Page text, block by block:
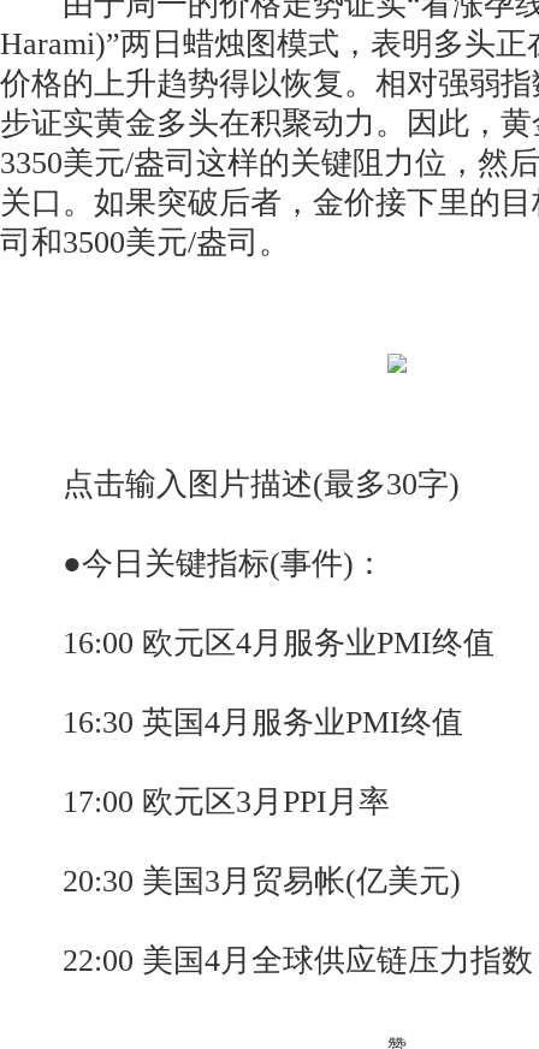
Harami)”两日蜡烛图模式，表明多头
价格的上升趋势得以恢复。相对强弱
步证实黄金多头在积聚动力。因此，
3350美元/盎司这样的关键阻力位，然
关口。如果突破后者，金价接下里的
司和3500美元/盎司。
点击输入图片描述(最多30字)
●今日关键指标(事件)：
16:00 欧元区4月服务业PMI终值
16:30 英国4月服务业PMI终值
17:00 欧元区3月PPI月率
20:30 美国3月贸易帐(亿美元)
22:00 美国4月全球供应链压力指数